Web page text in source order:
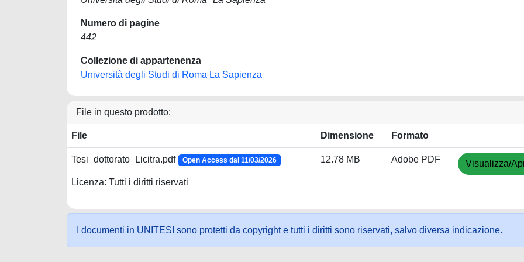
Numero di pagine
442
Collezione di appartenenza
Università degli Studi di Roma La Sapienza
File in questo prodotto:
File Dimensione Formato
Tesi_dottorato_Licitra.pdf Open Access dal 11/03/2026
Licenza: Tutti i diritti riservati
12.78 MB Adobe PDF Visualizza/
I documenti in UNITESI sono protetti da copyright e tutti i diritti sono riservati, salvo diversa indicazione.